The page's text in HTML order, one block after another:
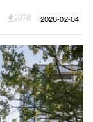
2978 2026-02-04